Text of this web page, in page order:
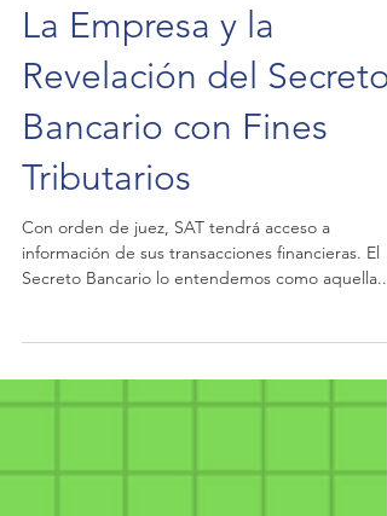
La Empresa y la
Revelación del Secreto
Bancario con Fines
Tributarios
Con orden de juez, SAT tendrá acceso a